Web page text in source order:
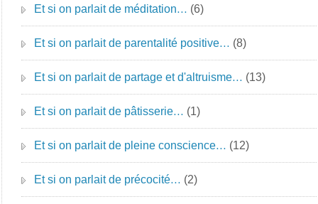
Et si on parlait de méditation… (6)
Et si on parlait de parentalité positive… (8)
Et si on parlait de partage et d'altruisme… (13)
Et si on parlait de pâtisserie… (1)
Et si on parlait de pleine conscience… (12)
Et si on parlait de précocité… (2)